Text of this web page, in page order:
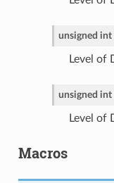
unsigned int
Level of
unsigned int
Level of
Macros